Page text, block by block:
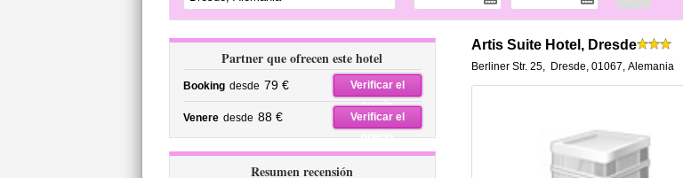
Partner que ofrecen este hotel
Booking desde 79 €
Verificar el
precio
Venere desde 88 €
Verificar el
precio
Resumen recensión
Artis Suite Hotel, Dresde
Berliner Str. 25, Dresde, 01067, Alemania